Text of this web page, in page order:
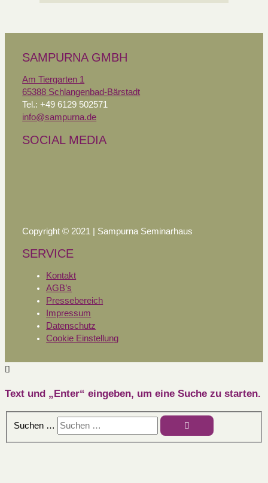
SAMPURNA GMBH
Am Tiergarten 1
65388 Schlangenbad-Bärstadt
Tel.: +49 6129 502571
info@sampurna.de
SOCIAL MEDIA
Copyright © 2021 | Sampurna Seminarhaus
SERVICE
Kontakt
AGB’s
Pressebereich
Impressum
Datenschutz
Cookie Einstellung
Text und „Enter“ eingeben, um eine Suche zu starten.
Suchen …